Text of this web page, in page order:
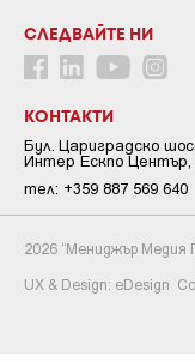
СЛЕДВАЙТЕ НИ
КОНТАКТИ
Бул. Цариградско
Интер Ескпо
тел: +359 887 569 640
2026 “Мениджър Медия
UX & Design: eDesign